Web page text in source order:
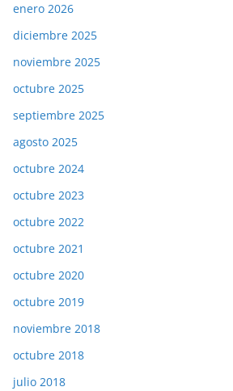
enero 2026
diciembre 2025
noviembre 2025
octubre 2025
septiembre 2025
agosto 2025
octubre 2024
octubre 2023
octubre 2022
octubre 2021
octubre 2020
octubre 2019
noviembre 2018
octubre 2018
julio 2018